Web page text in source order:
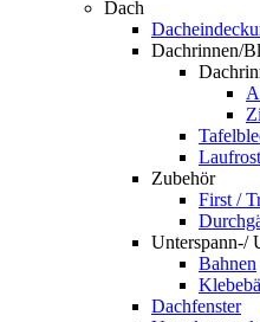
Dach
Dachrinnen/
Zubehör
First /
Unterspann-/
Bahnen
Dachfenster